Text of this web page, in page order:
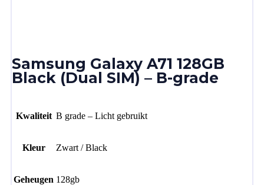
Samsung Galaxy A71 128GB
Black (Dual SIM) – B-grade
Kwaliteit B grade – Licht gebruikt
Kleur Zwart / Black
Geheugen 128gb